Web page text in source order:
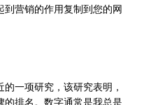
到营销的作用复制到您的网
一项研究，该研究表明，
的排名。数字通常是我总是